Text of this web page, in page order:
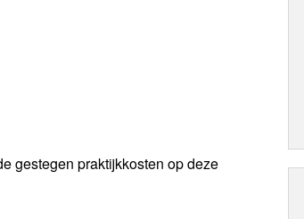
gestegen praktijkkosten op deze